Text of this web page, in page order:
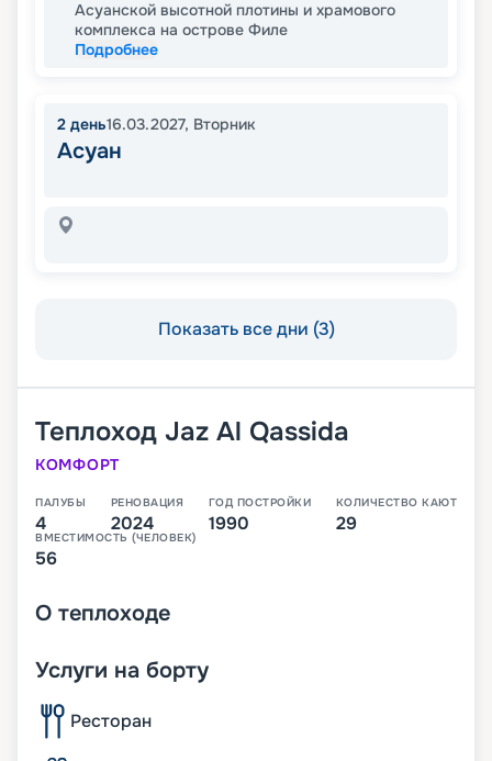
Асуанской высотной плотины и храмового
комплекса на острове Филе
Подробнее
2 день16.03.2027, Вторник
Асуан
Показать все дни (3)
Теплоход Jaz Al Qassida
КОМФОРТ
ПАЛУБЫ
4
РЕНОВАЦИЯ
2024
ГОД ПОСТРОЙКИ
1990
КОЛИЧЕСТВО КАЮТ
29
ВМЕСТИМОСТЬ (ЧЕЛОВЕК)
56
О теплоходе
Услуги на борту
Ресторан